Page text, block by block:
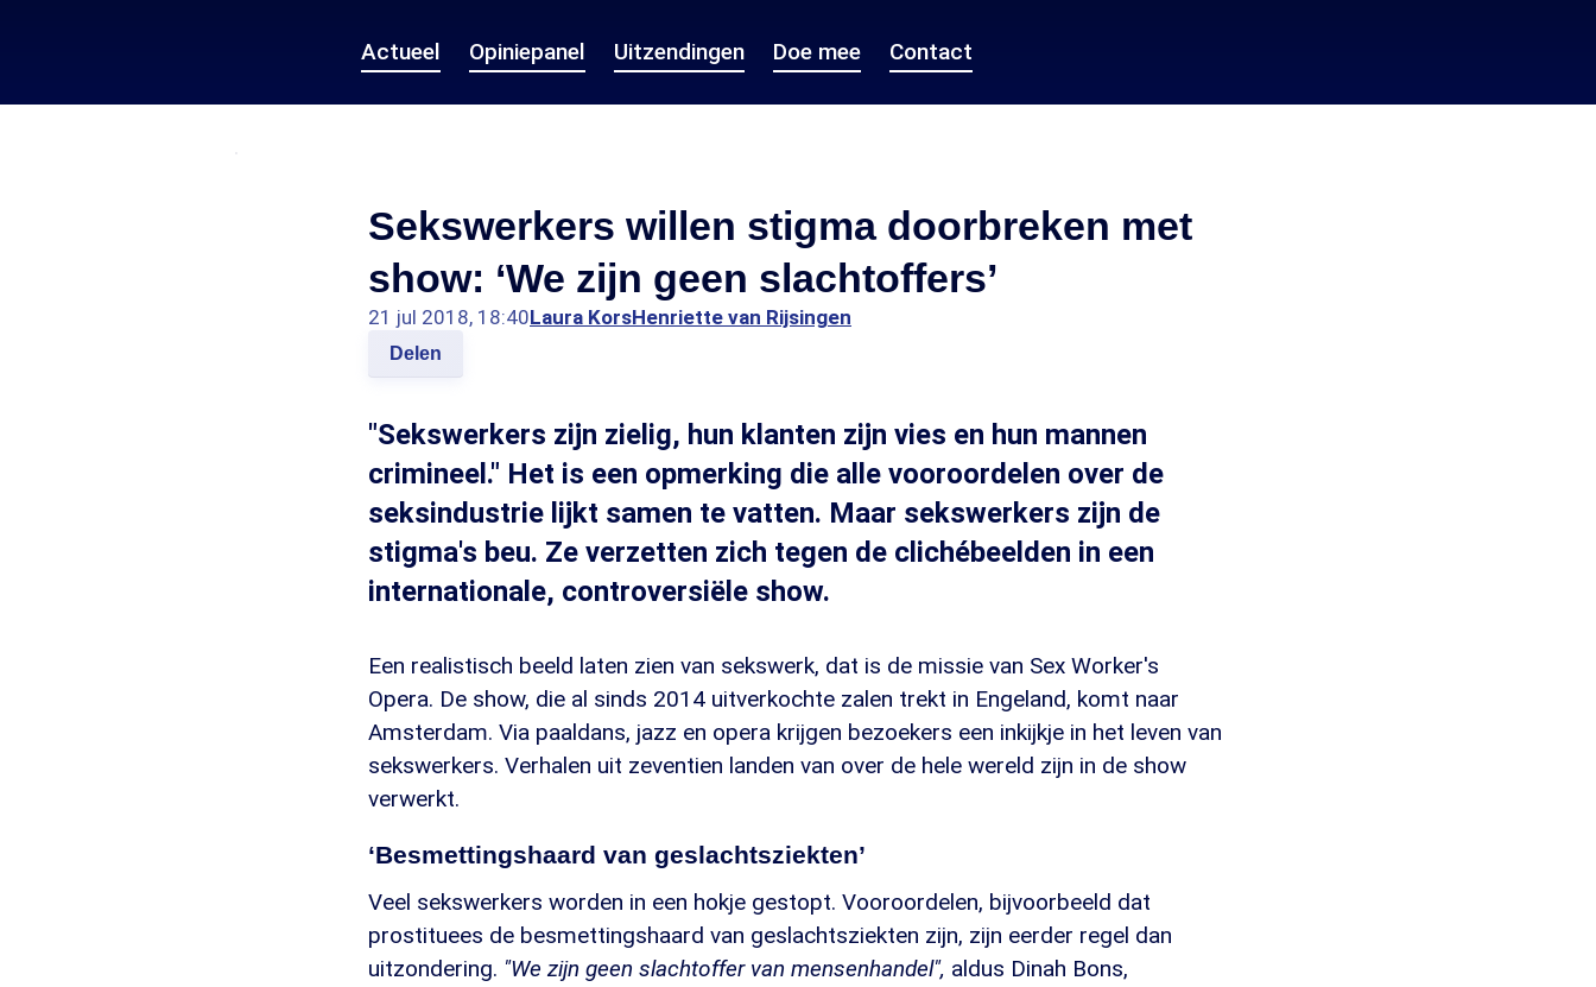
Actueel Opiniepanel Uitzendingen Doe mee Contact
Sekswerkers willen stigma doorbreken met
show: ‘We zijn geen slachtoffers’
21 jul 2018, 18:40Laura KorsHenriette van Rijsingen
Delen
"Sekswerkers zijn zielig, hun klanten zijn vies en hun mannen
crimineel." Het is een opmerking die alle vooroordelen over de
seksindustrie lijkt samen te vatten. Maar sekswerkers zijn de
stigma's beu. Ze verzetten zich tegen de clichébeelden in een
internationale, controversiële show.
Een realistisch beeld laten zien van sekswerk, dat is de missie van Sex Worker's
Opera. De show, die al sinds 2014 uitverkochte zalen trekt in Engeland, komt naar
Amsterdam. Via paaldans, jazz en opera krijgen bezoekers een inkijkje in het leven van
sekswerkers. Verhalen uit zeventien landen van over de hele wereld zijn in de show
verwerkt.
‘Besmettingshaard van geslachtsziekten’
Veel sekswerkers worden in een hokje gestopt. Vooroordelen, bijvoorbeeld dat
prostituees de besmettingshaard van geslachtsziekten zijn, zijn eerder regel dan
uitzondering. "We zijn geen slachtoffer van mensenhandel", aldus Dinah Bons,